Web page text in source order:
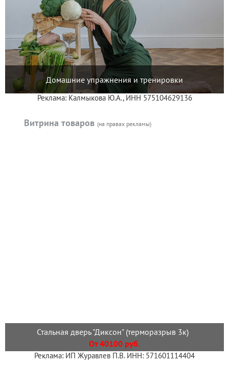
Домашние упражнения и тренировки
Реклама: Калмыкова Ю.А., ИНН 575104629136
Витрина товаров (на правах рекламы)
Стальная дверь "Диксон" (терморазрыв 3к)
От 40100 руб.
Реклама: ИП Журавлев П.В. ИНН: 571601114404